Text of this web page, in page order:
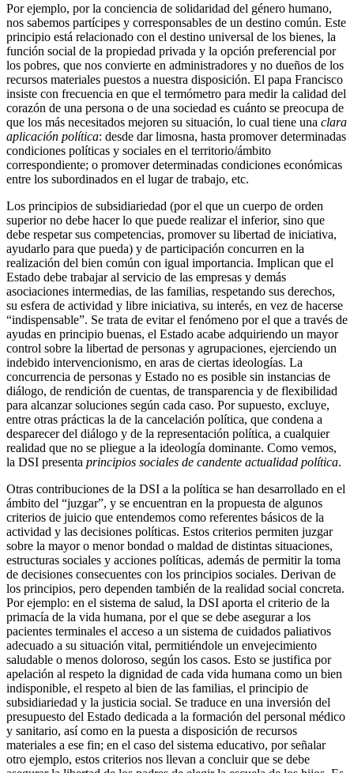
Por ejemplo, por la conciencia de solidaridad del género humano,
nos sabemos partícipes y corresponsables de un destino común. Este
principio está relacionado con el destino universal de los bienes, la
función social de la propiedad privada y la opción preferencial por
los pobres, que nos convierte en administradores y no dueños de los
recursos materiales puestos a nuestra disposición. El papa Francisco
insiste con frecuencia en que el termómetro para medir la calidad del
corazón de una persona o de una sociedad es cuánto se preocupa de
que los más necesitados mejoren su situación, lo cual tiene una clara
aplicación política: desde dar limosna, hasta promover determinadas
condiciones políticas y sociales en el territorio/ámbito
correspondiente; o promover determinadas condiciones económicas
entre los subordinados en el lugar de trabajo, etc.
Los principios de subsidiariedad (por el que un cuerpo de orden
superior no debe hacer lo que puede realizar el inferior, sino que
debe respetar sus competencias, promover su libertad de iniciativa,
ayudarlo para que pueda) y de participación concurren en la
realización del bien común con igual importancia. Implican que el
Estado debe trabajar al servicio de las empresas y demás
asociaciones intermedias, de las familias, respetando sus derechos,
su esfera de actividad y libre iniciativa, su interés, en vez de hacerse
“indispensable”. Se trata de evitar el fenómeno por el que a través de
ayudas en principio buenas, el Estado acabe adquiriendo un mayor
control sobre la libertad de personas y agrupaciones, ejerciendo un
indebido intervencionismo, en aras de ciertas ideologías. La
concurrencia de personas y Estado no es posible sin instancias de
diálogo, de rendición de cuentas, de transparencia y de flexibilidad
para alcanzar soluciones según cada caso. Por supuesto, excluye,
entre otras prácticas la de la cancelación política, que condena a
desparecer del diálogo y de la representación política, a cualquier
realidad que no se pliegue a la ideología dominante. Como vemos,
la DSI presenta principios sociales de candente actualidad política.
Otras contribuciones de la DSI a la política se han desarrollado en el
ámbito del “juzgar”, y se encuentran en la propuesta de algunos
criterios de juicio que entendemos como referentes básicos de la
actividad y las decisiones políticas. Estos criterios permiten juzgar
sobre la mayor o menor bondad o maldad de distintas situaciones,
estructuras sociales y acciones políticas, además de permitir la toma
de decisiones consecuentes con los principios sociales. Derivan de
los principios, pero dependen también de la realidad social concreta.
Por ejemplo: en el sistema de salud, la DSI aporta el criterio de la
primacía de la vida humana, por el que se debe asegurar a los
pacientes terminales el acceso a un sistema de cuidados paliativos
adecuado a su situación vital, permitiéndole un envejecimiento
saludable o menos doloroso, según los casos. Esto se justifica por
apelación al respeto la dignidad de cada vida humana como un bien
indisponible, el respeto al bien de las familias, el principio de
subsidiariedad y la justicia social. Se traduce en una inversión del
presupuesto del Estado dedicada a la formación del personal médico
y sanitario, así como en la puesta a disposición de recursos
materiales a ese fin; en el caso del sistema educativo, por señalar
otro ejemplo, estos criterios nos llevan a concluir que se debe